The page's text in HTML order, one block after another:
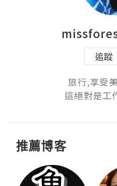
追蹤
旅行,享受
這絕對是工
推薦博客